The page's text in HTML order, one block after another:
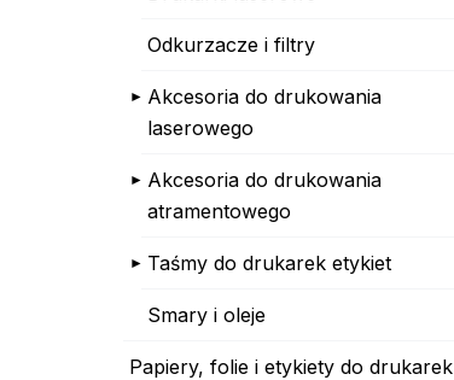
Odkurzacze i filtry
Akcesoria do drukowania
laserowego
Akcesoria do drukowania
atramentowego
Taśmy do drukarek etykiet
Smary i oleje
Papiery, folie i etykiety do drukarek